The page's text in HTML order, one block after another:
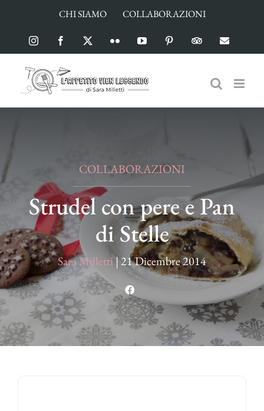
contenuto
CHI SIAMO COLLABORAZIONI
InstagramFacebook Flickr YouTube PinterestTripAdvisor
Email
COLLABORAZIONI
Strudel con pere e Pan
di Stelle
Sara Milletti|21 Dicembre 2014